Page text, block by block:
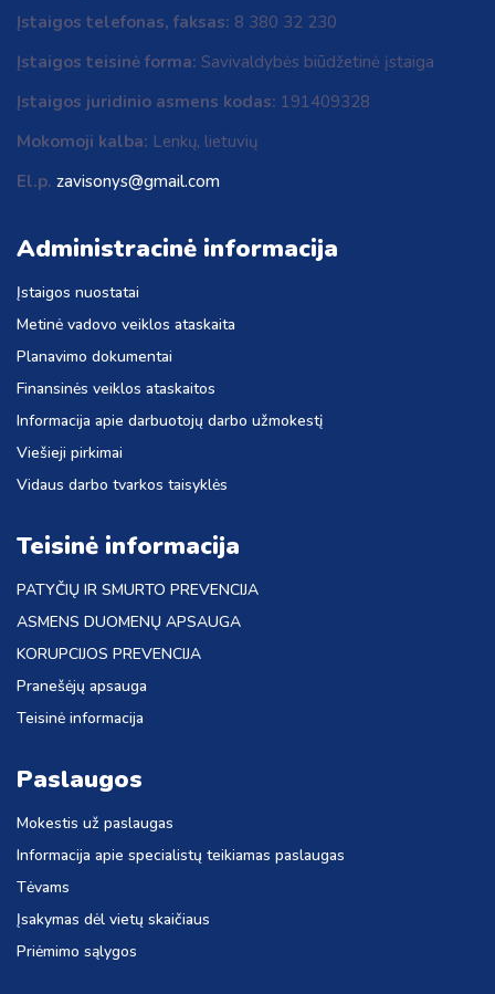
Įstaigos telefonas, faksas: 8 380 32 230
Įstaigos teisinė forma: Savivaldybės biūdžetinė įstaiga
Įstaigos juridinio asmens kodas: 191409328
Mokomoji kalba: Lenkų, lietuvių
El.p. zavisonys@gmail.com
Administracinė informacija
Įstaigos nuostatai
Metinė vadovo veiklos ataskaita
Planavimo dokumentai
Finansinės veiklos ataskaitos
Informacija apie darbuotojų darbo užmokestį
Viešieji pirkimai
Vidaus darbo tvarkos taisyklės
Teisinė informacija
PATYČIŲ IR SMURTO PREVENCIJA
ASMENS DUOMENŲ APSAUGA
KORUPCIJOS PREVENCIJA
Pranešėjų apsauga
Teisinė informacija
Paslaugos
Mokestis už paslaugas
Informacija apie specialistų teikiamas paslaugas
Tėvams
Įsakymas dėl vietų skaičiaus
Priėmimo sąlygos